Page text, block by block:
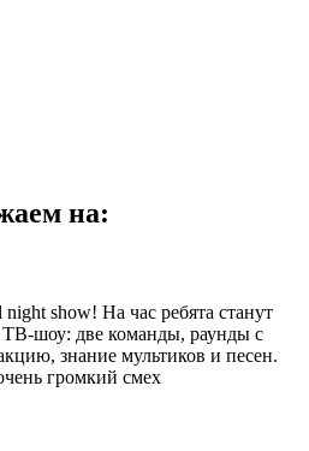
на:
show! На час ребята станут
ТВ-шоу: две команды, раунды с
знание мультиков и песен.
громкий смех